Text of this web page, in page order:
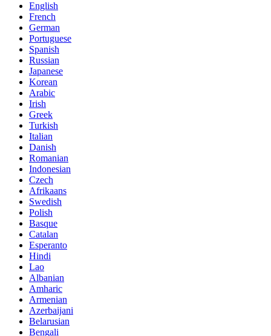
English
French
German
Portuguese
Spanish
Russian
Japanese
Korean
Arabic
Irish
Greek
Turkish
Italian
Danish
Romanian
Indonesian
Czech
Afrikaans
Swedish
Polish
Basque
Catalan
Esperanto
Hindi
Lao
Albanian
Amharic
Armenian
Azerbaijani
Belarusian
Bengali